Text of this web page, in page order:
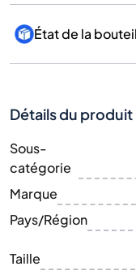
État de la
Détails du produit
Sous-
catégorie
Marque
Pays/Région
Taille